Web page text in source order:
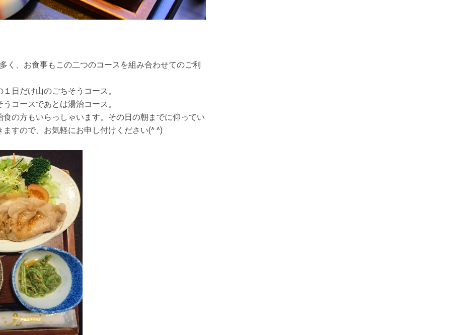
く、お食事もこの二つのコースを組み合わせてのご利
日だけ山のごちそうコース。
コースであとは湯治コース。
の方もいらっしゃいます。その日の朝までに仰ってい
すので、お気軽にお申し付けください(^ ^)